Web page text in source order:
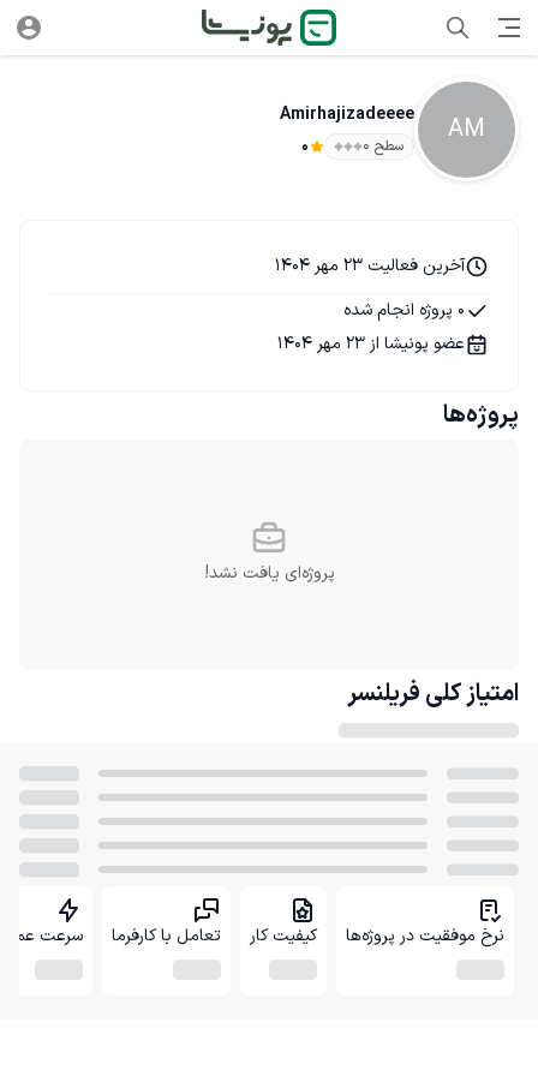
AM
Amirhajizadeeee
سطح ۰ 0
آخرین فعالیت 23 مهر 1404
0 پروژه انجام شده
عضو پونیشا از 23 مهر 1404
پروژه‌ها
پروژه‌ای یافت نشد!
امتیاز کلی فریلنسر
نرخ موفقیت در پروژه‌ها کیفیت کار تعامل با کارفرما سرعت عمل